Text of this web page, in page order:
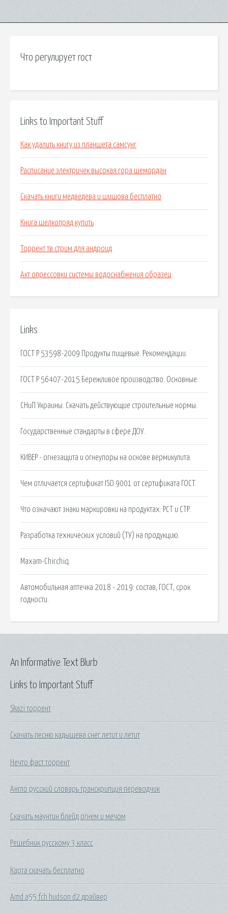
Что регулирует гост
Links to Important Stuff
Как удалить книгу из планшета самсунг
Расписание электричек высокая гора шемордан
Скачать книги медведева и шишова бесплатно
Книга шелкопряд купить
Торрент тв стрим для андроид
Акт опрессовки системы водоснабжения образец
Links
ГОСТ Р 53598-2009 Продукты пищевые. Рекомендации.
ГОСТ Р 56407-2015 Бережливое производство. Основные.
СНиП Украины. Скачать действующие строительные нормы.
Государственные стандарты в сфере ДОУ.
КИВЕР - огнезащита и огнеупоры на основе вермикулита.
Чем отличается сертификат ISO 9001 от сертификата ГОСТ.
Что означают знаки маркировки на продуктах: РСТ и СТР.
Разработка технических условий (ТУ) на продукцию.
Maxam-Chirchiq.
Автомобильная аптечка 2018 - 2019: состав, ГОСТ, срок
годности.
Links to Important Stuff
Skazi торрент
Скачать песню кадышева снег летит и летит
Нечто фаст торрент
Англо русский словарь транскрипция переводчик
Скачать маунтин блейд огнем и мечом
Решебник русскому 3 класс
Карта скачать бесплатно
Amd a55 fch hudson d2 драйвер
An Informative Text Blurb